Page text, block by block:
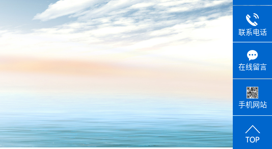
行业资讯
相关问题 联系电话
在线留言
手机网站